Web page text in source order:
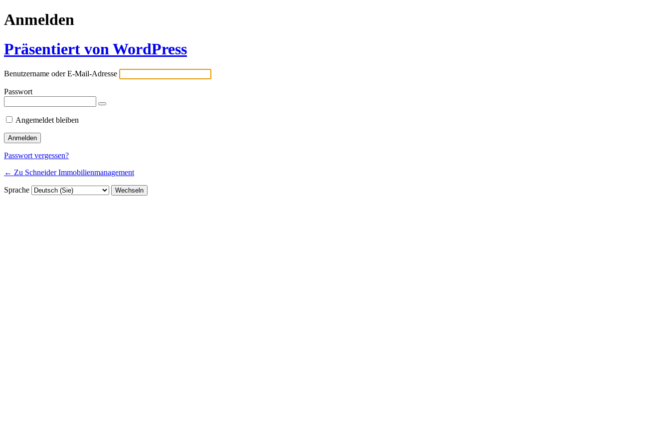
Anmelden
Präsentiert von WordPress
Benutzername oder E-Mail-Adresse
Passwort
Angemeldet bleiben
Passwort vergessen?
← Zu Schneider Immobilienmanagement
Sprache